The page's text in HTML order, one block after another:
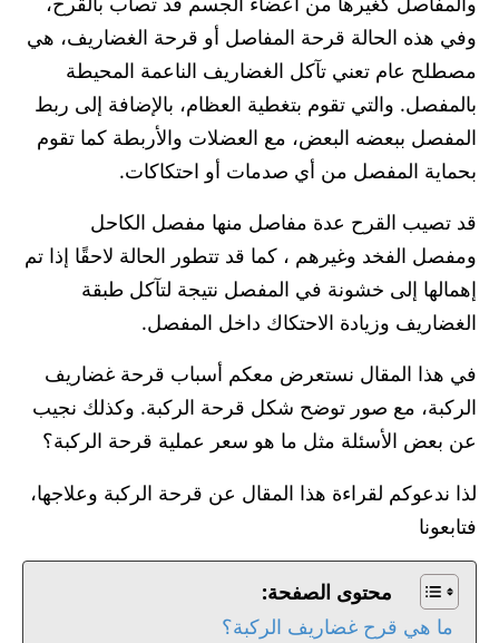
وفي هذه الحالة قرحة المفاصل أو قرحة الغضاريف، هي
مصطلح عام تعني تآكل الغضاريف الناعمة المحيطة
بالمفصل. والتي تقوم بتغطية العظام، بالإضافة إلى ربط
المفصل ببعضه البعض، مع العضلات والأربطة كما تقوم
بحماية المفصل من أي صدمات أو احتكاكات.
قد تصيب القرح عدة مفاصل منها مفصل الكاحل
ومفصل الفخد وغيرهم ، كما قد تتطور الحالة لاحقًا إذا تم
إهمالها إلى خشونة في المفصل نتيجة لتآكل طبقة
الغضاريف وزيادة الاحتكاك داخل المفصل.
في هذا المقال نستعرض معكم أسباب قرحة غضاريف
الركبة، مع صور توضح شكل قرحة الركبة. وكذلك نجيب
عن بعض الأسئلة مثل ما هو سعر عملية قرحة الركبة؟
لذا ندعوكم لقراءة هذا المقال عن قرحة الركبة وعلاجها،
فتابعونا
محتوى الصفحة:
ما هي قرح غضاريف الركبة؟